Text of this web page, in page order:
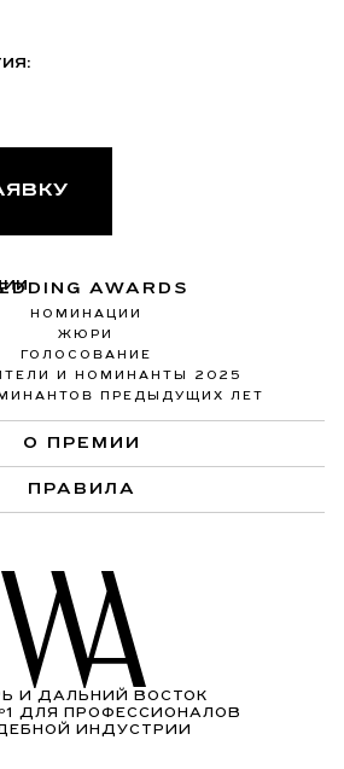
AWARDS
НОМИНАЦИИ
ЖЮРИ
ГОЛОСОВАНИЕ
И НОМИНАНТЫ 2025
ПРЕДЫДУЩИХ ЛЕТ
О ПРЕМИИ
ПРАВИЛА
И ДАЛЬНИЙ ВОСТОК
ДЛЯ ПРОФЕССИОНАЛОВ
ИНДУСТРИИ